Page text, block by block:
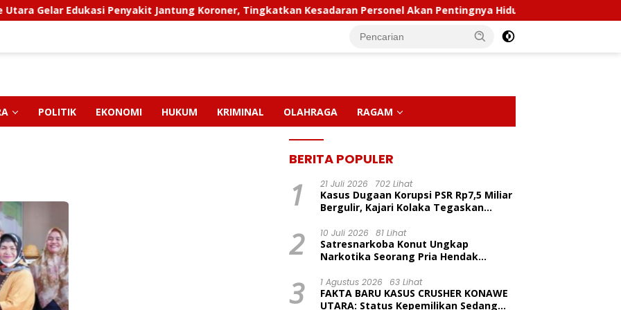
Edukasi Penyakit Jantung Koroner, Tingkatkan Kesadaran Personel Akan Pentingnya Hidup Sehat
POLITIK EKONOMI HUKUM KRIMINAL OLAHRAGA RAGAM
BERITA POPULER
1 21 Juli 2026 702 Lihat
Kasus Dugaan Korupsi PSR Rp7,5 Miliar
Bergulir, Kajari Kolaka Tegaskan
2 10 Juli 2026 81 Lihat
Satresnarkoba Konut Ungkap
Narkotika Seorang Pria Hendak
Kecamatan Wawolesea
3 1 Agustus 2026 63 Lihat
FAKTA BARU KASUS CRUSHER KONAWE
UTARA: Status Kepemilikan Sedang